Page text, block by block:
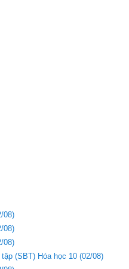
08)
08)
08)
(SBT) Hóa học 10 (02/08)